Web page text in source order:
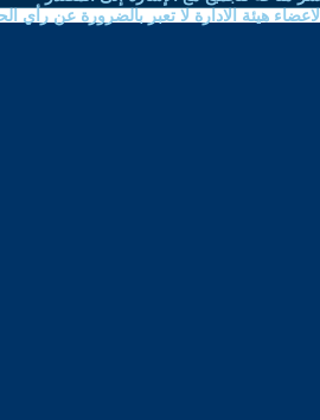
هيئة الادارة لا تعبر بالضرورة عن رأي